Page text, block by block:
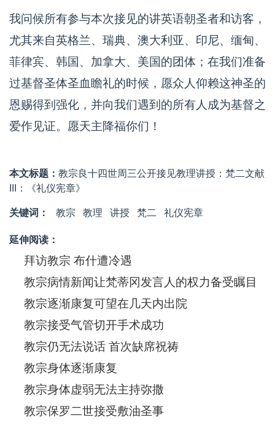
我问候所有参与本次接见的讲英语朝圣者和访客，
尤其来自英格兰、瑞典、澳大利亚、印尼、缅甸、
菲律宾、韩国、加拿大、美国的团体；在我们准备
过基督圣体圣血瞻礼的时候，愿众人仰赖这神圣的
恩赐得到强化，并向我们遇到的所有人成为基督之
爱作见证。愿天主降福你们！
本文标题： 教宗良十四世周三公开接见教理讲授：梵二文献
III：《礼仪宪章》
关键词： 教宗 教理 讲授 梵二 礼仪宪章
延伸阅读：
拜访教宗 布什遭冷遇
教宗病情新闻让梵蒂冈发言人的权力备受瞩目
教宗逐渐康复可望在几天内出院
教宗接受气管切开手术成功
教宗仍无法说话 首次缺席祝祷
教宗身体逐渐康复
教宗身体虚弱无法主持弥撒
教宗保罗二世接受敷油圣事